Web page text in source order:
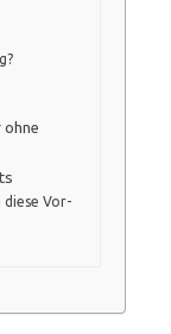
ohne
diese Vor-